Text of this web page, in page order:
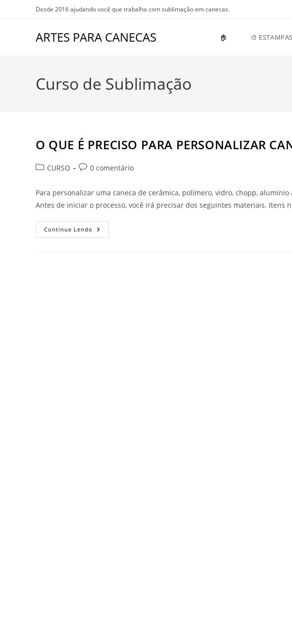
Desde 2016 ajudando você que trabalha com sublimação em canecas.
ARTES PARA CANECAS 🏠 🎨 ESTAMPAS
Curso de Sublimação
O QUE É PRECISO PARA PERSONALIZAR
Categoria
post:
CURSO
Comentários
post:
0 comentário
Para personalizar uma caneca de cerâmica, polímero, vidro, chopp,
Antes de iniciar o processo, você irá precisar dos seguintes materiais. Itens
Continue Lendo O
QUE